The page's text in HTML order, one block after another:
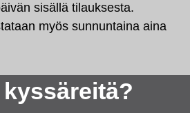
sisällä tilauksesta.
myös sunnuntaina aina